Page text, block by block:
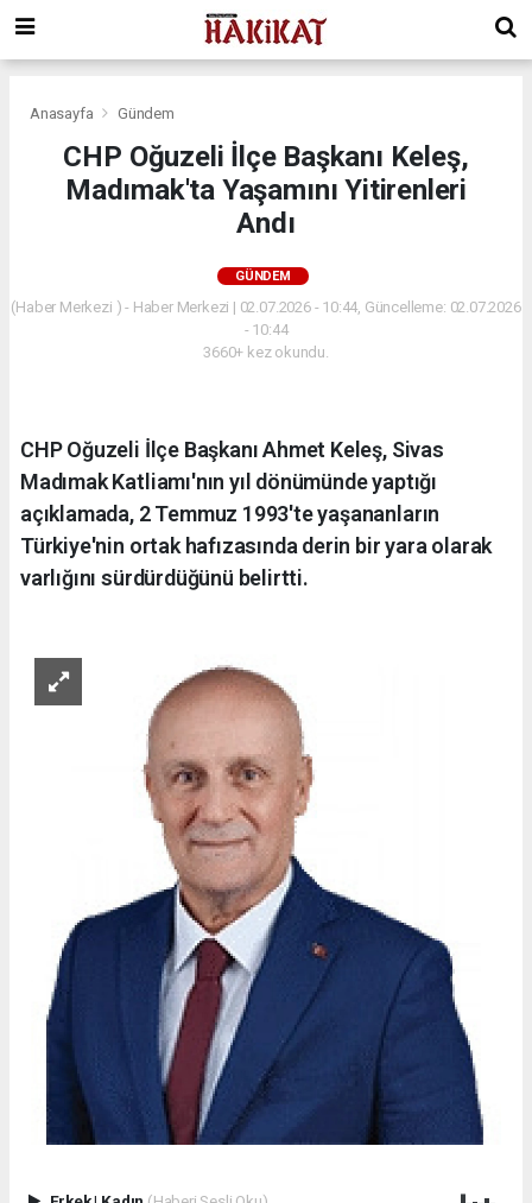
Anasayfa Gündem
CHP Oğuzeli İlçe Başkanı Keleş,
Madımak'ta Yaşamını Yitirenleri
Andı
GÜNDEM
(Haber Merkezi ) - Haber Merkezi | 02.07.2026 - 10:44, Güncelleme: 02.07.2026
- 10:44
3660+ kez okundu.
CHP Oğuzeli İlçe Başkanı Ahmet Keleş, Sivas
Madımak Katliamı'nın yıl dönümünde yaptığı
açıklamada, 2 Temmuz 1993'te yaşananların
Türkiye'nin ortak hafızasında derin bir yara olarak
varlığını sürdürdüğünü belirtti.